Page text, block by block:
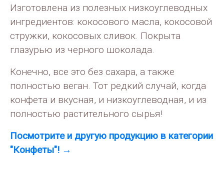
Изготовлена из полезных низкоуглеводных
ингредиентов: кокосового масла, кокосовой
стружки, кокосовых сливок. Покрыта
глазурью из черного шоколада.
Конечно, все это без сахара, а также
полностью веган. Тот редкий случай, когда
конфета и вкусная, и низкоуглеводная, и из
полностью растительного сырья!
Посмотрите и другую продукцию в категории
"Конфеты"! →